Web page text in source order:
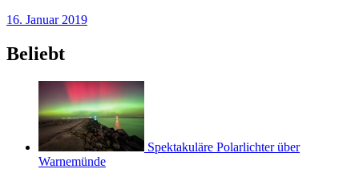
16. Januar 2019
Beliebt
Spektakuläre Polarlichter über
Warnemünde